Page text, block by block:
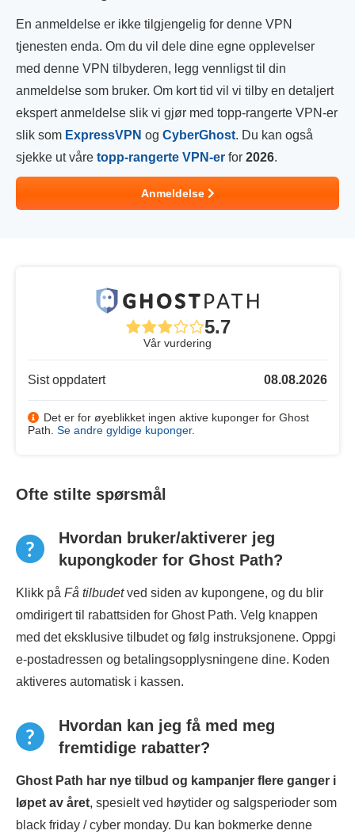
En anmeldelse er ikke tilgjengelig for denne VPN
tjenesten enda. Om du vil dele dine egne opplevelser
med denne VPN tilbyderen, legg vennligst til din
anmeldelse som bruker. Om kort tid vil vi tilby en detaljert
ekspert anmeldelse slik vi gjør med topp-rangerte VPN-er
slik som ExpressVPN og CyberGhost. Du kan også
sjekke ut våre topp-rangerte VPN-er for 2026.
Anmeldelse
5.7
Vår vurdering
Sist oppdatert 08.08.2026
Det er for øyeblikket ingen aktive kuponger for Ghost
Path. Se andre gyldige kuponger.
Ofte stilte spørsmål
Hvordan bruker/aktiverer jeg
kupongkoder for Ghost Path?
Klikk på Få tilbudetved siden av kupongene, og du blir
omdirigert til rabattsiden for Ghost Path. Velg knappen
med det eksklusive tilbudet og følg instruksjonene. Oppgi
e-postadressen og betalingsopplysningene dine. Koden
aktiveres automatisk i kassen.
Hvordan kan jeg få med meg
fremtidige rabatter?
Ghost Path har nye tilbud og kampanjer flere ganger i
løpet av året, spesielt ved høytider og salgsperioder som
black friday / cyber monday. Du kan bokmerke denne